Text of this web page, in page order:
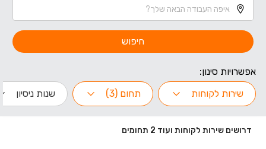
חיפוש
אפשרויות סינון:
שירות לקוחות
תחום (3) שנות ניסיון
דרושים שירות לקוחות ועוד 2 תחומים